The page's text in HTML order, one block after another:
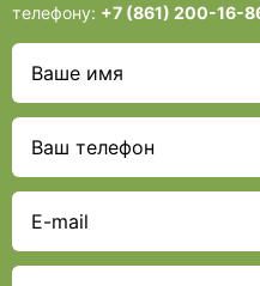
телефону: +7 (861) 200-16-